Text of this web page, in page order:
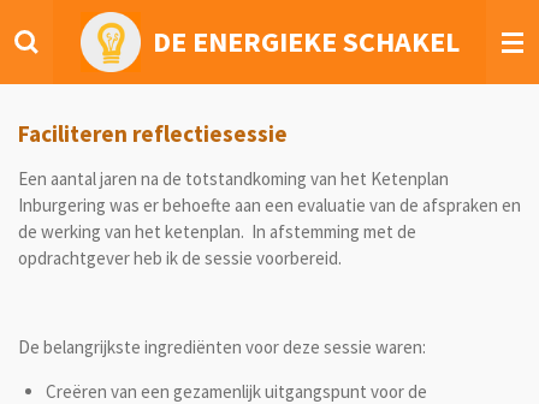
direct
hoofdinhoud
DE ENERGIEKE SCHAKEL
Faciliteren reflectiesessie
Een aantal jaren na de totstandkoming van het Ketenplan
Inburgering was er behoefte aan een evaluatie van de afspraken en
de werking van het ketenplan. In afstemming met de
opdrachtgever heb ik de sessie voorbereid.
De belangrijkste ingrediënten voor deze sessie waren:
Creëren van een gezamenlijk uitgangspunt voor de